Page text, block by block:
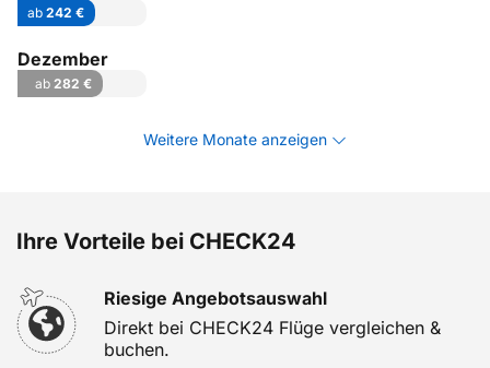
ab 242 €
Dezember
ab282 €
Weitere Monate anzeigen
Ihre Vorteile bei CHECK24
Riesige Angebotsauswahl
Direkt bei CHECK24 Flüge vergleichen &
buchen.